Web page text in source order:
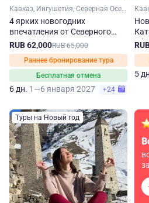
Кавказ, Ингушетия, Северная Осетия, Кабардино-Балкария, Чечня
4 ярких новогодних
впечатления от Северного
Кавказа
RUB 62,000RUB 65,000
Раннее бронирование тура
Бесплатная отмена
6 дн. 1—6 января 2027 +24
5
Туры на Новый год